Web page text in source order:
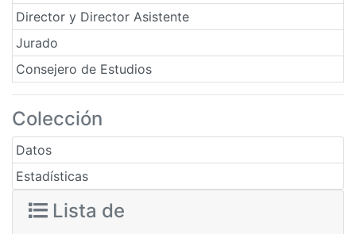
Director y Director Asistente
Jurado
Consejero de Estudios
Colección
Datos
Estadísticas
Lista de